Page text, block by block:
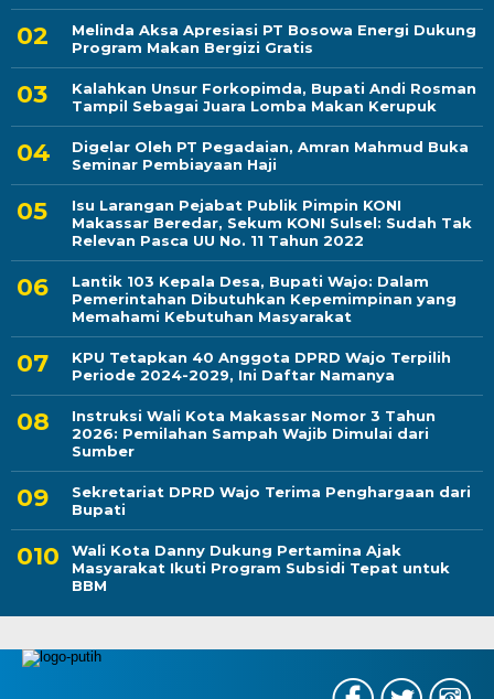
Melinda Aksa Apresiasi PT Bosowa Energi Dukung
Program Makan Bergizi Gratis
Kalahkan Unsur Forkopimda, Bupati Andi Rosman
Tampil Sebagai Juara Lomba Makan Kerupuk
Digelar Oleh PT Pegadaian, Amran Mahmud Buka
Seminar Pembiayaan Haji
Isu Larangan Pejabat Publik Pimpin KONI
Makassar Beredar, Sekum KONI Sulsel: Sudah Tak
Relevan Pasca UU No. 11 Tahun 2022
Lantik 103 Kepala Desa, Bupati Wajo: Dalam
Pemerintahan Dibutuhkan Kepemimpinan yang
Memahami Kebutuhan Masyarakat
KPU Tetapkan 40 Anggota DPRD Wajo Terpilih
Periode 2024-2029, Ini Daftar Namanya
Instruksi Wali Kota Makassar Nomor 3 Tahun
2026: Pemilahan Sampah Wajib Dimulai dari
Sumber
Sekretariat DPRD Wajo Terima Penghargaan dari
Bupati
Wali Kota Danny Dukung Pertamina Ajak
Masyarakat Ikuti Program Subsidi Tepat untuk
BBM